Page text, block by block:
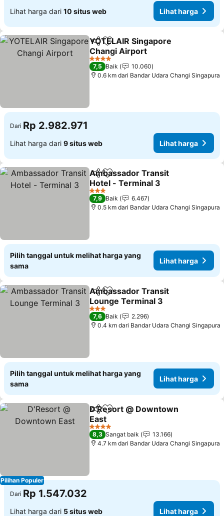
Lihat harga dari 10 situs web Lihat harga
BagikanTambahkan ke favorit
YOTELAIR Singapore
Changi Airport
Lihat harga
4 Bintang
7,5 Baik
10.060
0.6 km dari Bandar Udara Changi Singapura
Dari Rp 2.982.971
Lihat harga dari 9 situs web Lihat harga
BagikanTambahkan ke favorit
Ambassador Transit
Hotel - Terminal 3
Lihat harga
3 Bintang
7,9 Baik
6.467
0.5 km dari Bandar Udara Changi Singapura
Pilih tanggal untuk melihat harga yang
sama
Lihat harga
BagikanTambahkan ke favorit
Ambassador Transit
Lounge Terminal 3
Lihat harga
3 Bintang
7,6 Baik
2.296
0.4 km dari Bandar Udara Changi Singapura
Pilih tanggal untuk melihat harga yang
sama
Lihat harga
Pilihan Populer
BagikanTambahkan ke favorit
D'Resort @ Downtown
East
Lihat harga
4 Bintang
8,3 Sangat baik
13.166
4.7 km dari Bandar Udara Changi Singapura
Dari Rp 1.547.032
Lihat harga dari 5 situs web Lihat harga